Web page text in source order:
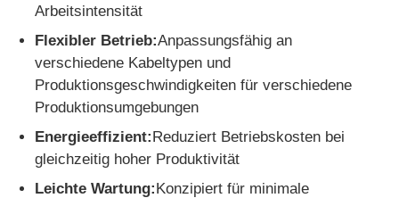
Arbeitsintensität
Flexibler Betrieb:Anpassungsfähig an
verschiedene Kabeltypen und
Produktionsgeschwindigkeiten für verschiedene
Produktionsumgebungen
Energieeffizient:Reduziert Betriebskosten bei
gleichzeitig hoher Produktivität
Leichte Wartung:Konzipiert für minimale